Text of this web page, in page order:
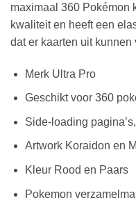
maximaal 360 Pokémon
kwaliteit en heeft een
dat er kaarten uit kunnen
Merk Ultra Pro
Geschikt voor 360
Side-loading
Artwork Koraidon en
Kleur Rood en Paars
Pokemon